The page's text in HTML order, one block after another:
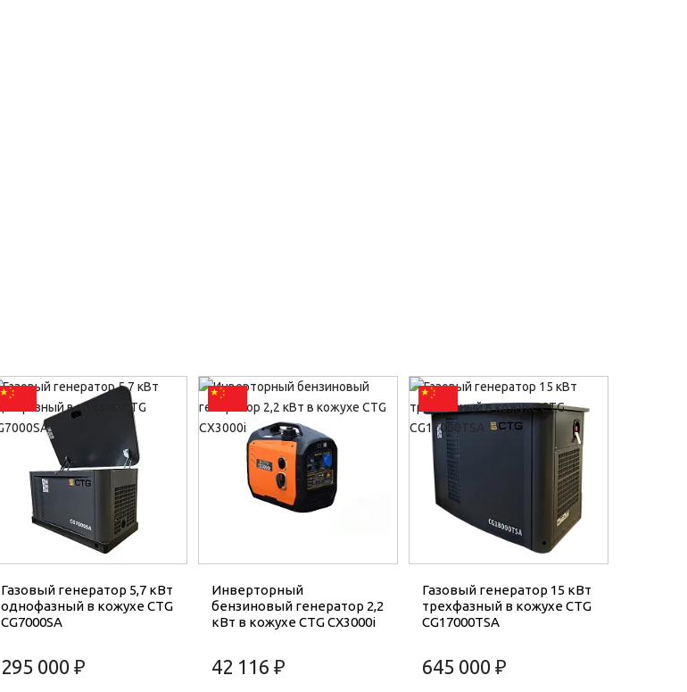
Газовый генератор 5,7 кВт
однофазный в кожухе CTG
CG7000SA
295 000 ₽
Инверторный
бензиновый генератор 2,2
кВт в кожухе CTG CX3000i
42 116 ₽
Газовый генератор 15 кВт
трехфазный в кожухе CTG
CG17000TSA
645 000 ₽